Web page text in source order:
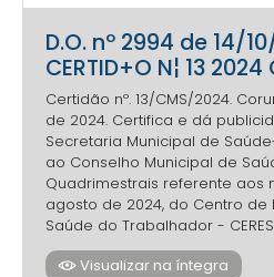
D.O. nº 2994 de 14/
CERTID+O N¦ 13 2024
Certidão nº. 13/CMS/2024.
de 2024. Certifica e dá
Secretaria Municipal de Saúde-
ao Conselho Municipal de
Quadrimestrais referente aos
agosto de 2024, do Centro de
Saúde do Trabalhador -
Visualizar na íntegra